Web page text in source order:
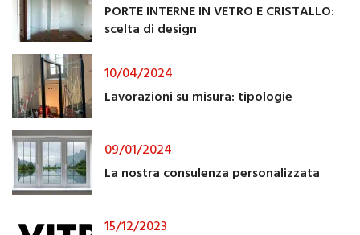
PORTE INTERNE IN VETRO E CRISTALLO:
scelta di design
10/04/2024
Lavorazioni su misura: tipologie
09/01/2024
La nostra consulenza personalizzata
15/12/2023